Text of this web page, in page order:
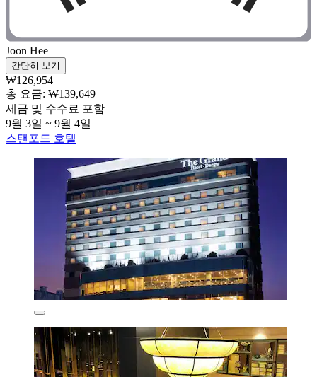
Joon Hee
간단히 보기
₩126,954
총 요금: ₩139,649
세금 및 수수료 포함
9월 3일 ~ 9월 4일
스탠포드 호텔